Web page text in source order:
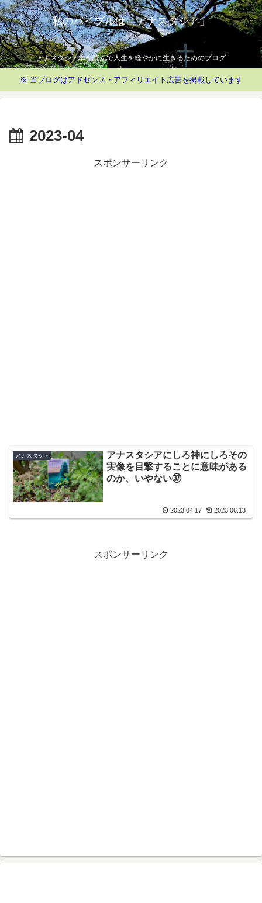
私のバイブルは「アナスタシア」
アナスタシア本を読んで人生を軽やかに生きるためのブログ
※ 当ブログはアドセンス・アフィリエイト広告を掲載しています
2023-04
スポンサーリンク
アナスタシア
アナスタシアにしろ神にしろその
実像を目撃することに意味がある
のか、いやない㊲
2023.04.17 2023.06.13
スポンサーリンク